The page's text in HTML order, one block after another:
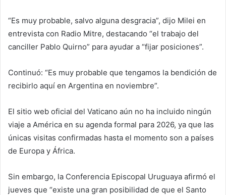
“Es muy probable, salvo alguna desgracia”, dijo Milei en
entrevista con Radio Mitre, destacando “el trabajo del
canciller Pablo Quirno” para ayudar a “fijar posiciones”.
Continuó: “Es muy probable que tengamos la bendición de
recibirlo aquí en Argentina en noviembre”.
El sitio web oficial del Vaticano aún no ha incluido ningún
viaje a América en su agenda formal para 2026, ya que las
únicas visitas confirmadas hasta el momento son a países
de Europa y África.
Sin embargo, la Conferencia Episcopal Uruguaya afirmó el
jueves que “existe una gran posibilidad de que el Santo